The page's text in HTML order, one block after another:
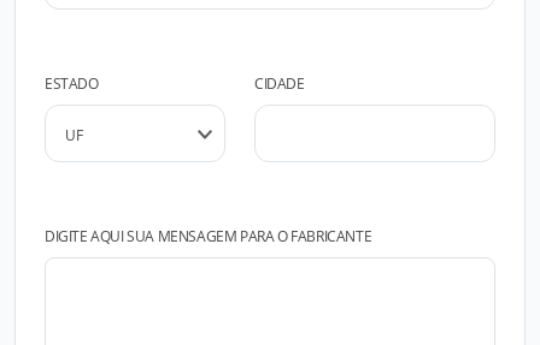
ESTADO CIDADE
DIGITE AQUI SUA MENSAGEM PARA O FABRICANTE